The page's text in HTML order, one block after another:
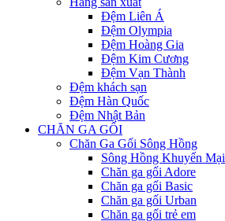
Đệm Liên Á
Đệm Olympia
Đệm Hoàng Gia
Đệm Kim Cương
Đệm Vạn Thành
Đệm khách sạn
Đệm Hàn Quốc
Đệm Nhật Bản
CHĂN GA GỐI
Chăn Ga Gối Sông Hồng
Sông Hồng Khuyến Mại
Chăn ga gối Adore
Chăn ga gối Basic
Chăn ga gối Urban
Chăn ga gối trẻ em